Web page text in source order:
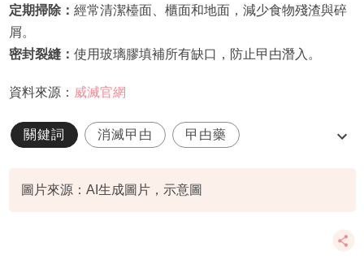
定期掃除： 經常清潔檯面、櫃面和地面，減少食物殘渣與碎
屑。
密封裂縫： 使用玻璃膠填補所有缺口，防止曱甴潛入。
資料來源： 威滅官網
關鍵詞 消滅曱甴 曱甴藥
圖片來源：AI生成圖片，示意圖